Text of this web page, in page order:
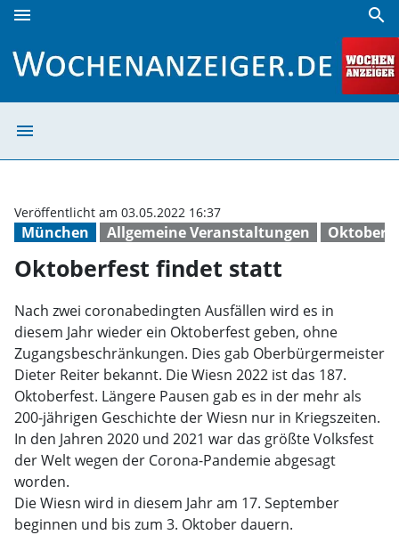
menu search
menu
München Allgemeine Veranstaltungen
Veröffentlicht am 03.05.2022 16:37
Oktoberfest findet statt
Nach zwei coronabedingten Ausfällen wird es in
diesem Jahr wieder ein Oktoberfest geben, ohne
Zugangsbeschränkungen. Dies gab Oberbürgermeister
Dieter Reiter bekannt. Die Wiesn 2022 ist das 187.
Oktoberfest. Längere Pausen gab es in der mehr als
200-jährigen Geschichte der Wiesn nur in Kriegszeiten.
In den Jahren 2020 und 2021 war das größte Volksfest
der Welt wegen der Corona-Pandemie abgesagt
worden.
Die Wiesn wird in diesem Jahr am 17. September
beginnen und bis zum 3. Oktober dauern.